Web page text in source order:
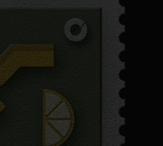
hasta
$106.79